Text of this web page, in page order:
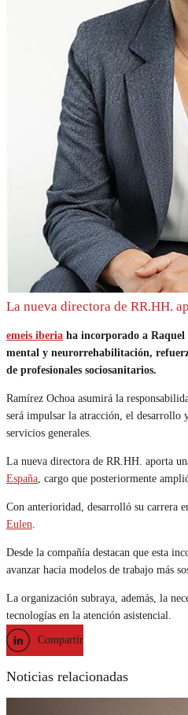
La nueva directora de RR.HH.
emeis iberia ha incorporado a Raquel
mental y neurorrehabilitación,
de profesionales sociosanitarios.
Ramírez Ochoa asumirá la
será impulsar la atracción, el
servicios generales.
La nueva directora de RR.HH. aporta
España , cargo que posteriormente
Con anterioridad, desarrolló su carrera
Eulen
Desde la compañía destacan que esta
avanzar hacia modelos de trabajo más
La organización subraya, además, la
tecnologías en la atención asistencial.
Compartir
Noticias relacionadas